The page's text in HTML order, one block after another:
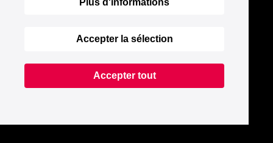
Plus d'informations
Accepter la sélection
Accepter tout